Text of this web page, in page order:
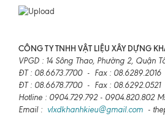
CÔNG TY TNHH VẬT LIỆU XÂY DỰNG
VPGD : 14 Sông Thao, Phường 2, Quận
ĐT : 08.6673.7700 - Fax : 08.6289.2016
ĐT : 08.6678.7700 - Fax : 08.6292.0521
Hotline : 0904.729.792 - 0904.820.802
Email : vlxdkhanhkieu@gmail.com -